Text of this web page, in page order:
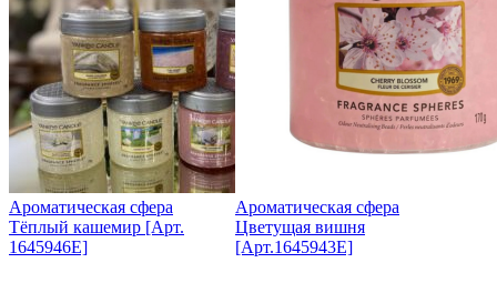
Ароматическая сфера
Тёплый кашемир [Арт.
1645946E]
Ароматическая сфера
Цветущая вишня
[Арт.1645943E]